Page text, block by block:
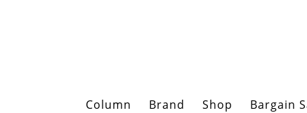
Column Brand Shop Bargain